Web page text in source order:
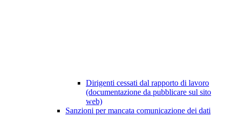
Dirigenti cessati dal rapporto di lavoro
(documentazione da pubblicare sul sito
web)
Sanzioni per mancata comunicazione dei dati